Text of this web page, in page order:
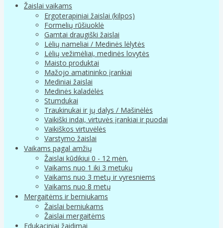
Žaislai vaikams
Ergoterapiniai žaislai (kilpos)
Formelių rūšiuoklė
Gamtai draugiški žaislai
Lėlių nameliai / Medinės lėlytės
Lėlių vežimėliai, medinės lovytės
Maisto produktai
Mažojo amatininko įrankiai
Mediniai žaislai
Medinės kaladėlės
Stumdukai
Traukinukai ir jų dalys / Mašinėlės
Vaikiški indai, virtuvės įrankiai ir puodai
Vaikiškos virtuvėlės
Varstymo žaislai
Vaikams pagal amžių
Žaislai kūdikiui 0 - 12 mėn.
Vaikams nuo 1 iki 3 metukų
Vaikams nuo 3 metų ir vyresniems
Vaikams nuo 8 metų
Mergaitėms ir berniukams
Žaislai berniukams
Žaislai mergaitėms
Edukaciniai žaidimai